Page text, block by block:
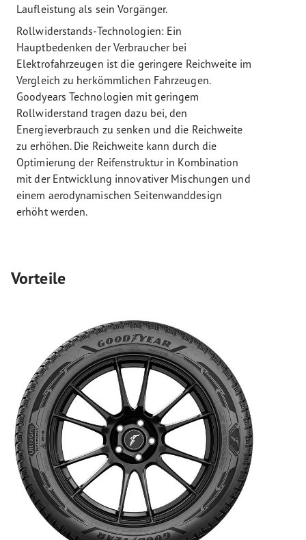
Laufleistung als sein Vorgänger.
Rollwiderstands-Technologien: Ein
Hauptbedenken der Verbraucher bei
Elektrofahrzeugen ist die geringere Reichweite im
Vergleich zu herkömmlichen Fahrzeugen.
Goodyears Technologien mit geringem
Rollwiderstand tragen dazu bei, den
Energieverbrauch zu senken und die Reichweite
zu erhöhen. Die Reichweite kann durch die
Optimierung der Reifenstruktur in Kombination
mit der Entwicklung innovativer Mischungen und
einem aerodynamischen Seitenwanddesign
erhöht werden.
Vorteile